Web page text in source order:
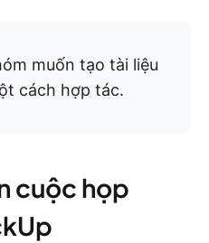
muốn tạo tài liệu
cách hợp tác.
cuộc họp